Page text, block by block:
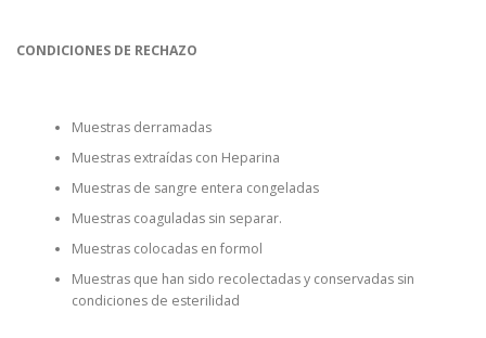
CONDICIONES DE RECHAZO
Muestras derramadas
Muestras extraídas con Heparina
Muestras de sangre entera congeladas
Muestras coaguladas sin separar.
Muestras colocadas en formol
Muestras que han sido recolectadas y conservadas sin
condiciones de esterilidad